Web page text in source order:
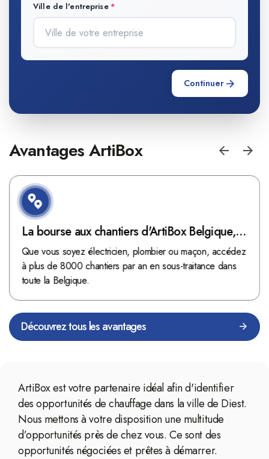
Ville de l'entreprise
Continuer
Avantages ArtiBox
La bourse aux chantiers d'ArtiBox Belgique,
véritable mine d'or !
Que vous soyez électricien, plombier ou maçon, accédez
à plus de 8000 chantiers par an en sous-traitance dans
toute la Belgique.
Découvrez tous les avantages
ArtiBox est votre partenaire idéal afin d'identifier
des opportunités de chauffage dans la ville de Diest.
Nous mettons à votre disposition une multitude
d’opportunités près de chez vous. Ce sont des
opportunités négociées et prêtes à démarrer.